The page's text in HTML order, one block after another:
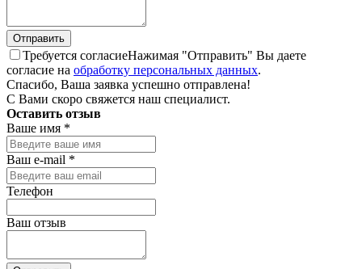
Требуется согласиеНажимая "Отправить" Вы даете
согласие на обработку персональных данных.
Спасибо, Ваша заявка успешно отправлена!
С Вами скоро свяжется наш специалист.
Оставить отзыв
Ваше имя *
Ваш e-mail *
Телефон
Ваш отзыв